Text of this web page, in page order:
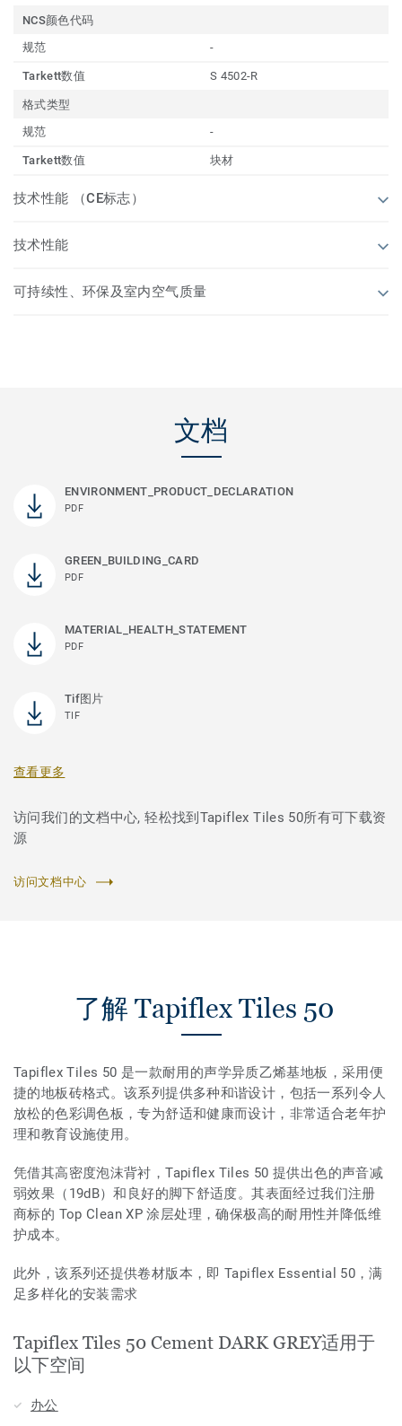
NCS颜色代码
规范
-
Tarkett数值 S 4502-R
格式类型
规范
-
Tarkett数值 块材
技术性能 （CE标志）
技术性能
可持续性、环保及室内空气质量
文档
ENVIRONMENT_PRODUCT_DECLARATION
PDF
GREEN_BUILDING_CARD
PDF
MATERIAL_HEALTH_STATEMENT
PDF
Tif图片
TIF
查看更多
访问我们的文档中心, 轻松找到Tapiflex Tiles 50所有可下载资
源
访问文档中心
了解 Tapiflex Tiles 50
Tapiflex Tiles 50 是一款耐用的声学异质乙烯基地板，采用便
捷的地板砖格式。该系列提供多种和谐设计，包括一系列令人
放松的色彩调色板，专为舒适和健康而设计，非常适合老年护
理和教育设施使用。
凭借其高密度泡沫背衬，Tapiflex Tiles 50 提供出色的声音减
弱效果（19dB）和良好的脚下舒适度。其表面经过我们注册
商标的 Top Clean XP 涂层处理，确保极高的耐用性并降低维
护成本。
此外，该系列还提供卷材版本，即 Tapiflex Essential 50，满
足多样化的安装需求
Tapiflex Tiles 50 Cement DARK GREY适用于
以下空间
办公